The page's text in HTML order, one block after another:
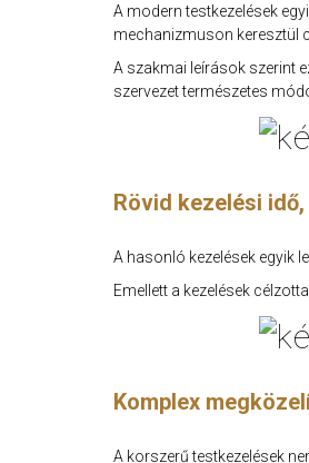
A modern testkezelések
mechanizmuson keresztül
A szakmai leírások szerint
szervezet természetes
Rövid kezelési
A hasonló kezelések egyik
Emellett a kezelések
Komplex
A korszerű testkezelések